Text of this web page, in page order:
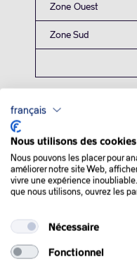
Zone Ouest
Zone Sud
QUE SE
DANS LE
qu’une nouvelle session
Téhéran est prévue dans
toutefois sur le qui-vive
français
Nous utilisons des cookies
Nous pouvons les placer pour
améliorer notre site Web,
vivre une expérience
que nous utilisons, ouvrez les
Nécessaire
Fonctionnel